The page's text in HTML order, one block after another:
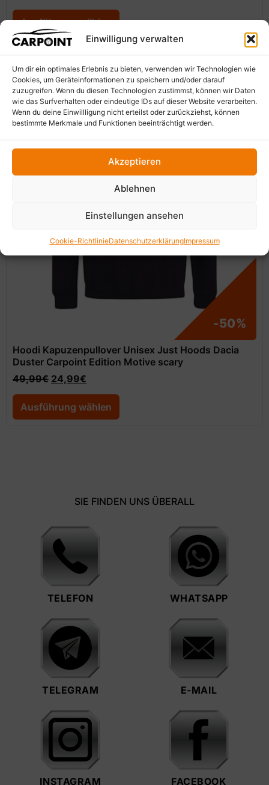
Einwilligung verwalten
Um dir ein optimales Erlebnis zu bieten, verwenden wir Technologien wie
Cookies, um Geräteinformationen zu speichern und/oder darauf
zuzugreifen. Wenn du diesen Technologien zustimmst, können wir Daten
wie das Surfverhalten oder eindeutige IDs auf dieser Website verarbeiten.
Wenn du deine Einwillligung nicht erteilst oder zurückziehst, können
bestimmte Merkmale und Funktionen beeinträchtigt werden.
Akzeptieren
Ablehnen
Einstellungen ansehen
Cookie-RichtlinieDatenschutzerklärungImpressum
Ausführung wählen
-50%
Hoodi Kapuzenpullover Unisex Just Hoods Dacia
Duster Carpoint Edition Motive scary
49,99€ 24,99€
Ausführung wählen
SIE FINDEN UNS ÜBERALL
TELEFON WHATSAPP
TELEGRAM E-MAIL
INSTAGRAM FACEBOOK